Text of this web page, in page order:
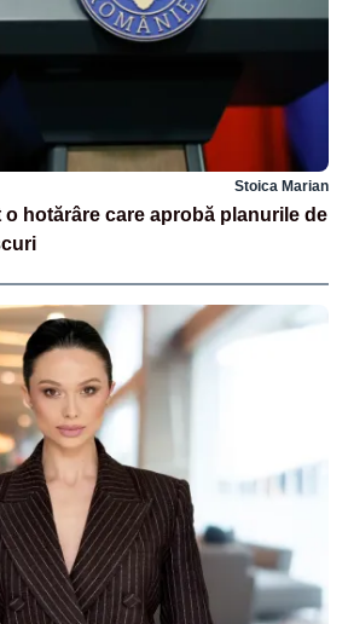
Stoica Marian
hotărâre care aprobă planurile de